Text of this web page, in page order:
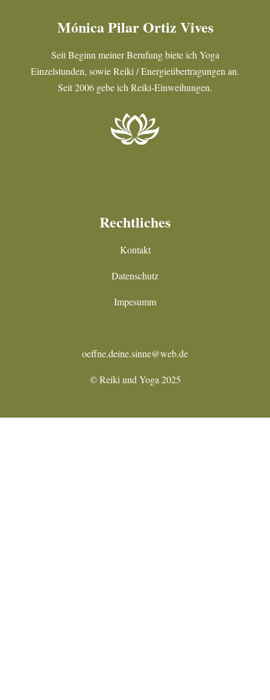
Mónica Pilar Ortiz Vives
Seit Beginn meiner Berufung biete ich Yoga
Einzelstunden, sowie Reiki / Energieübertragungen an.
Seit 2006 gebe ich Reiki-Einweihungen.
Rechtliches
Kontakt
Datenschutz
Impesumm
oeffne.deine.sinne@web.de
© Reiki und Yoga 2025